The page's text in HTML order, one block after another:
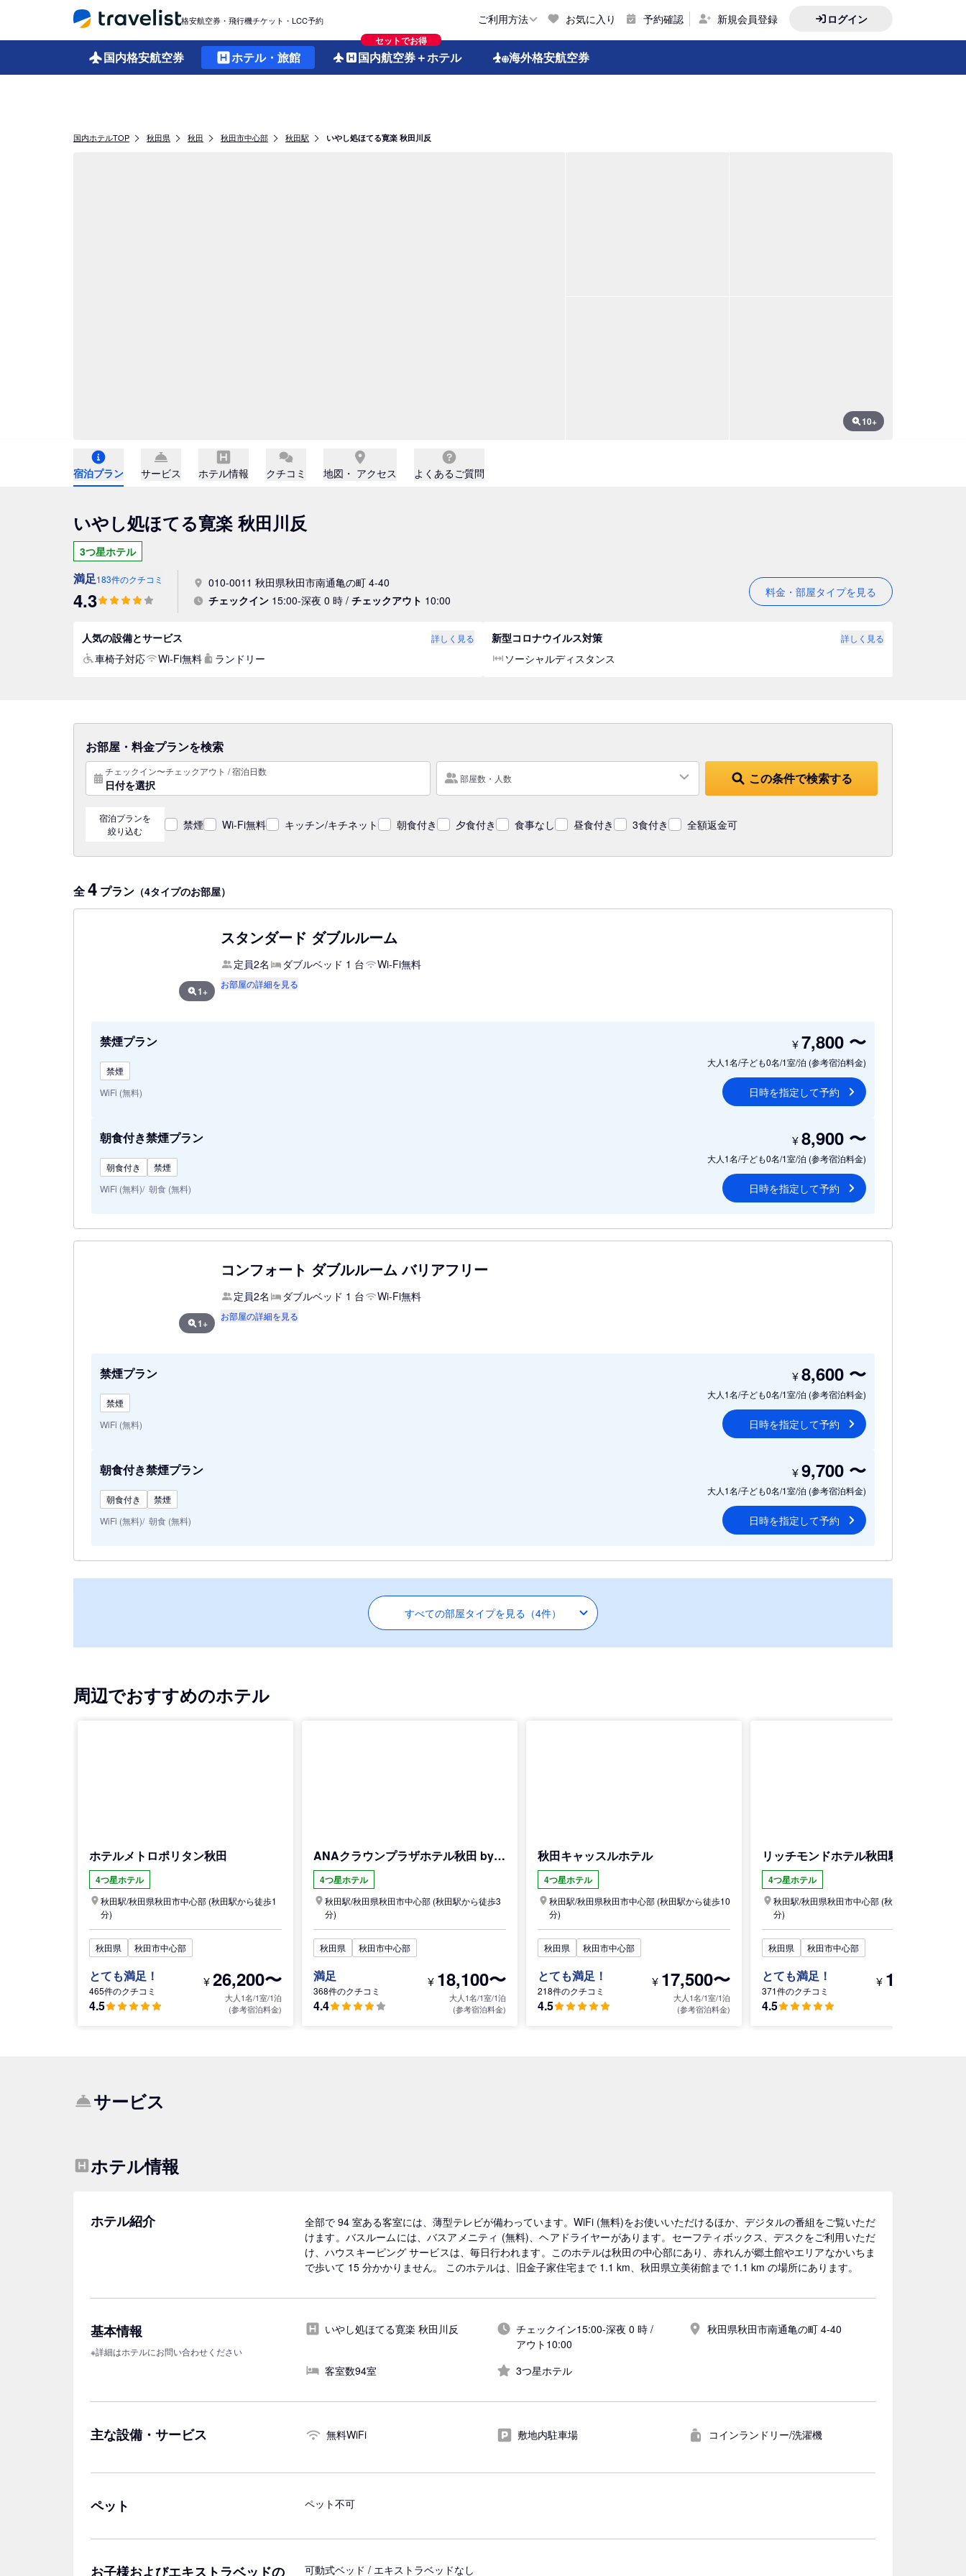
格安航空券・飛行機チケット・LCC予約 ご利用方法 お気に入り 予約確認 新規会員登録 ログイン
国内格安航空券 ホテル・旅館
セットでお得
国内航空券＋ホテル 海外格安航空券
国内ホテルTOP 秋田県 秋田 秋田市中心部 秋田駅 いやし処ほてる寛楽 秋田川反
10+
宿泊プラン サービス ホテル情報 クチコミ 地図・ アクセス よくあるご質問
いやし処ほてる寛楽 秋田川反
3つ星ホテル
料金・部屋タイプを見る
010-0011 秋田県秋田市南通亀の町 4-40
チェックイン 15:00-深夜 0 時 / チェックアウト 10:00
満足183件のクチコミ
4.3
人気の設備とサービス 詳しく見る
車椅子対応 Wi-Fi無料 ランドリー
新型コロナウイルス対策 詳しく見る
ソーシャルディスタンス
お部屋・料金プランを検索
チェックイン〜チェックアウト / 宿泊日数
日付を選択 部屋数・人数 この条件で検索する
宿泊プランを
絞り込む
禁煙 Wi-Fi無料 キッチン/キチネット 朝食付き 夕食付き 食事なし 昼食付き 3食付き 全額返金可
全4 プラン （4タイプのお部屋）
1+
スタンダード ダブルルーム
定員2名 ダブルベッド 1 台 Wi-Fi無料
お部屋の詳細を見る
禁煙プラン
禁煙
WiFi (無料)
大人1名/子ども0名/1室/泊 (参考宿泊料金)
¥7,800 〜
日時を指定して予約
朝食付き禁煙プラン
朝食付き
禁煙
WiFi (無料) 朝食 (無料)
大人1名/子ども0名/1室/泊 (参考宿泊料金)
¥8,900 〜
日時を指定して予約
1+
コンフォート ダブルルーム バリアフリー
定員2名 ダブルベッド 1 台 Wi-Fi無料
お部屋の詳細を見る
禁煙プラン
禁煙
WiFi (無料)
大人1名/子ども0名/1室/泊 (参考宿泊料金)
¥8,600 〜
日時を指定して予約
朝食付き禁煙プラン
朝食付き
禁煙
WiFi (無料) 朝食 (無料)
大人1名/子ども0名/1室/泊 (参考宿泊料金)
¥9,700 〜
日時を指定して予約
すべての部屋タイプを見る（4件）
周辺でおすすめのホテル
ホテルメトロポリタン秋田
4つ星ホテル
秋田駅/秋田県秋田市中心部 (秋田駅から徒歩1
分)
秋田県 秋田市中心部
とても満足！
465件のクチコミ
4.5
¥26,200〜
大人1名/1室/1泊
(参考宿泊料金)
ANAクラウンプラザホテル秋田 by IHG
4つ星ホテル
秋田駅/秋田県秋田市中心部 (秋田駅から徒歩3
分)
秋田県 秋田市中心部
満足
368件のクチコミ
4.4
¥ 18,100〜
大人1名/1室/1泊
(参考宿泊料金)
秋田キャッスルホテル
4つ星ホテル
秋田駅/秋田県秋田市中心部 (秋田駅から徒歩10
分)
秋田県 秋田市中心部
とても満足！
218件のクチコミ
4.5
¥ 17,500〜
大人1名/1室/1泊
(参考宿泊料金)
リッチモンドホテル秋田駅前
4つ星ホテル
秋田駅/秋田県秋田市中心部 (秋田駅から徒歩5
分)
秋田県 秋田市中心部
とても満足！
371件のクチコミ
4.5
¥ 13,800〜
サービス
ホテル情報
ホテル紹介
全部で 94 室ある客室には、薄型テレビが備わっています。WiFi (無料)をお使いいただけるほか、デジタルの番組をご覧いただ
けます。バスルームには、バスアメニティ (無料)、ヘアドライヤーがあります。セーフティボックス、デスクをご利用いただ
け、ハウスキーピング サービスは、毎日行われます。このホテルは秋田の中心部にあり、赤れんが郷土館やエリアなかいちま
で歩いて 15 分かかりません。 このホテルは、旧金子家住宅まで 1.1 km、秋田県立美術館まで 1.1 km の場所にあります。
基本情報
※詳細はホテルにお問い合わせください
いやし処ほてる寛楽 秋田川反
チェックイン15:00-深夜 0 時 /
アウト10:00
秋田県秋田市南通亀の町 4-40
客室数94室 3つ星ホテル
主な設備・サービス 無料WiFi 敷地内駐車場 コインランドリー/洗濯機
ペット ペット不可
お子様およびエキストラベッドの 可動式ベッド / エキストラベッドなし